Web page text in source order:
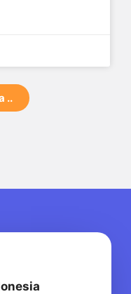
..